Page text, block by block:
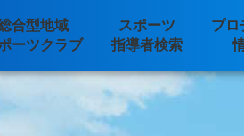
合型地域
ーツクラブ
スポーツ
指導者検索
プロ